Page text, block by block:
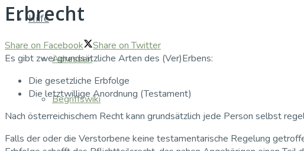
Hilfe
Adressen
Begriffswiki
Erbrecht
Share on Facebook
Share on Twitter
Es gibt zwei grundsätzliche Arten des (Ver)Erbens:
Die gesetzliche Erbfolge
Die letztwillige Anordnung (Testament)
Nach österreichischem Recht kann grundsätzlich jede Person selbst
Falls der oder die Verstorbene keine testamentarische Regelung